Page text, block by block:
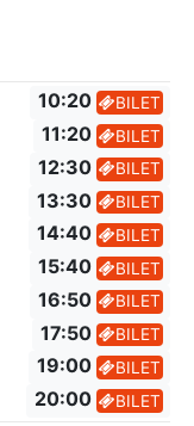
10:20 BILET
11:20 BILET
12:30 BILET
13:30 BILET
14:40 BILET
15:40 BILET
16:50 BILET
17:50 BILET
19:00 BILET
20:00 BILET